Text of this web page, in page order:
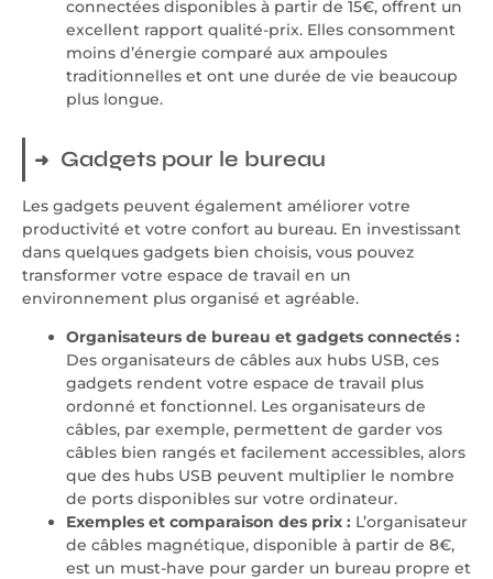
connectées disponibles à partir de 15€, offrent un
excellent rapport qualité-prix. Elles consomment
moins d’énergie comparé aux ampoules
traditionnelles et ont une durée de vie beaucoup
plus longue.
Gadgets pour le bureau
Les gadgets peuvent également améliorer votre
productivité et votre confort au bureau. En investissant
dans quelques gadgets bien choisis, vous pouvez
transformer votre espace de travail en un
environnement plus organisé et agréable.
Organisateurs de bureau et gadgets connectés :
Des organisateurs de câbles aux hubs USB, ces
gadgets rendent votre espace de travail plus
ordonné et fonctionnel. Les organisateurs de
câbles, par exemple, permettent de garder vos
câbles bien rangés et facilement accessibles, alors
que des hubs USB peuvent multiplier le nombre
de ports disponibles sur votre ordinateur.
Exemples et comparaison des prix : L’organisateur
de câbles magnétique, disponible à partir de 8€,
est un must-have pour garder un bureau propre et